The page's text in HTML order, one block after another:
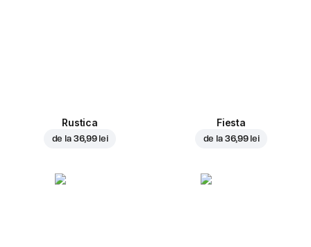
Rustica
de la 36,99 lei
Fiesta
de la 36,99 lei